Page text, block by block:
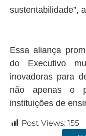
sustentabilidade”,
Essa aliança
do Executivo
inovadoras para
não apenas o
instituições de
Post Views: 155